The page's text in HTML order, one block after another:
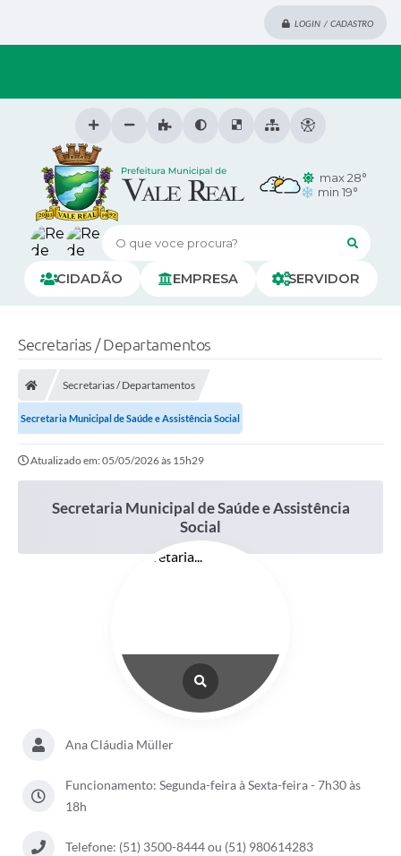
LOGIN / CADASTRO
O que voce procura?
CIDADÃO EMPRESA SERVIDOR
max 28°
min 19°
Secretarias / Departamentos
Secretarias / Departamentos
Secretaria Municipal de Saúde e Assistência Social
Atualizado em: 05/05/2026 às 15h29
Secretaria Municipal de Saúde e Assistência
Social
Ana Cláudia Müller
Funcionamento: Segunda-feira à Sexta-feira - 7h30 às
18h
Telefone: (51) 3500-8444 ou (51) 980614283